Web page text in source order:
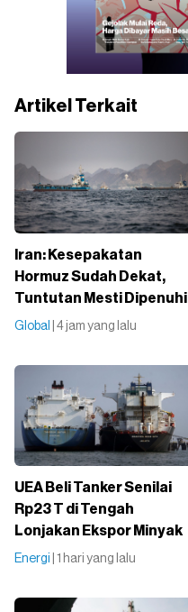
Artikel Terkait
Iran: Kesepakatan
Hormuz Sudah Dekat,
Tuntutan Mesti Dipenuhi
Global | 4 jam yang lalu
UEA Beli Tanker Senilai
Rp23 T di Tengah
Lonjakan Ekspor Minyak
Energi | 1 hari yang lalu